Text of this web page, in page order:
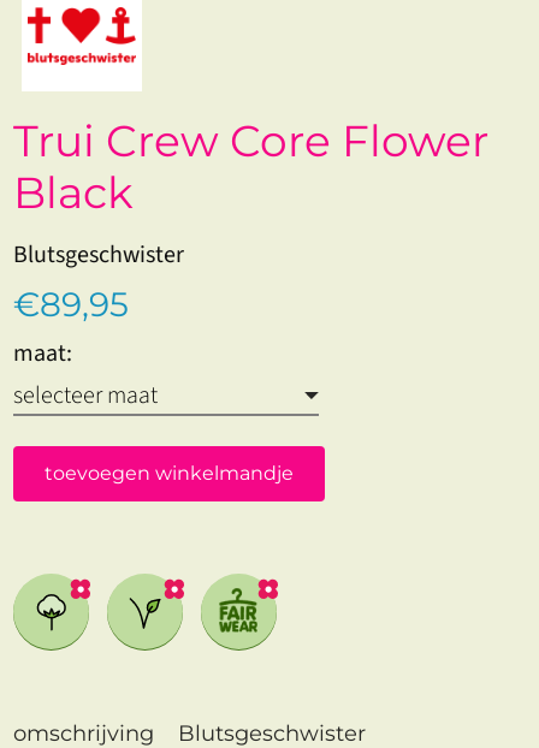
Trui Crew Core Flower
Black
Blutsgeschwister
€89,95
maat:
toevoegen winkelmandje
omschrijving Blutsgeschwister